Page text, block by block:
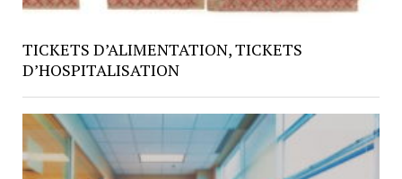
TICKETS D’ALIMENTATION, TICKETS
D’HOSPITALISATION